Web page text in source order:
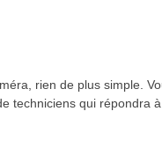
rien de plus simple.
techniciens qui répondra